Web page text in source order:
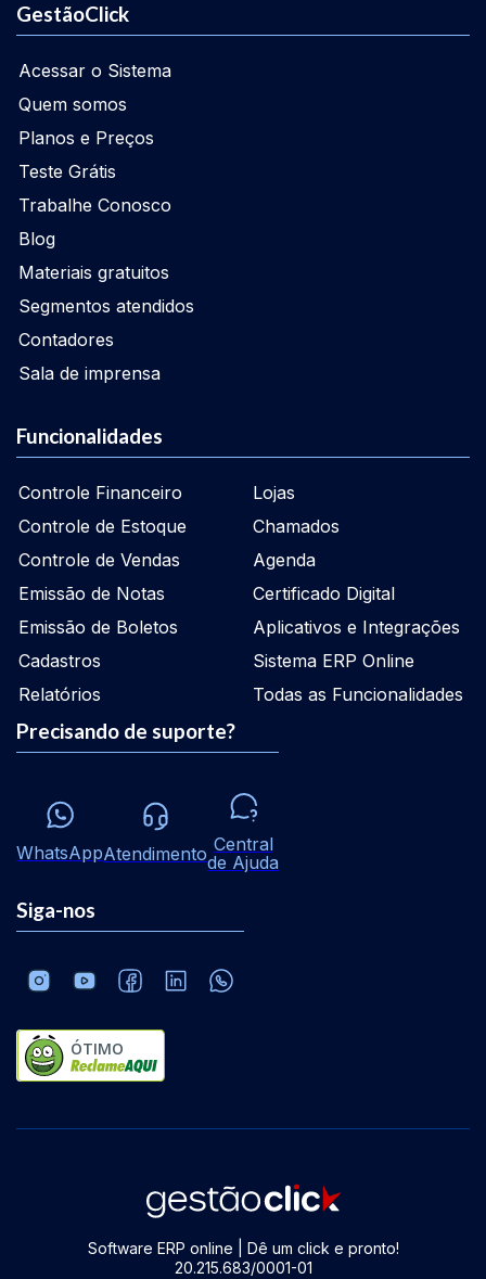
GestãoClick
Acessar o Sistema
Quem somos
Planos e Preços
Teste Grátis
Trabalhe Conosco
Blog
Materiais gratuitos
Segmentos atendidos
Contadores
Sala de imprensa
Funcionalidades
Controle Financeiro
Controle de Estoque
Controle de Vendas
Emissão de Notas
Emissão de Boletos
Cadastros
Relatórios
Lojas
Chamados
Agenda
Certificado Digital
Aplicativos e Integrações
Sistema ERP Online
Todas as Funcionalidades
Precisando de suporte?
WhatsAppAtendimento Central
de Ajuda
Siga-nos
ÓTIMO
Software ERP online | Dê um click e pronto!
20.215.683/0001-01